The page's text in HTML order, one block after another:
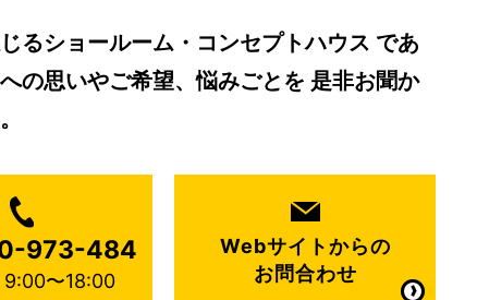
るショールーム・コンセプトハウス であ
の思いやご希望、悩みごとを 是非お聞か
973-484
9:00〜18:00
Webサイトからの
お問合わせ